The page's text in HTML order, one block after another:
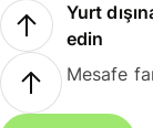
Yurt
edin
Mesafe